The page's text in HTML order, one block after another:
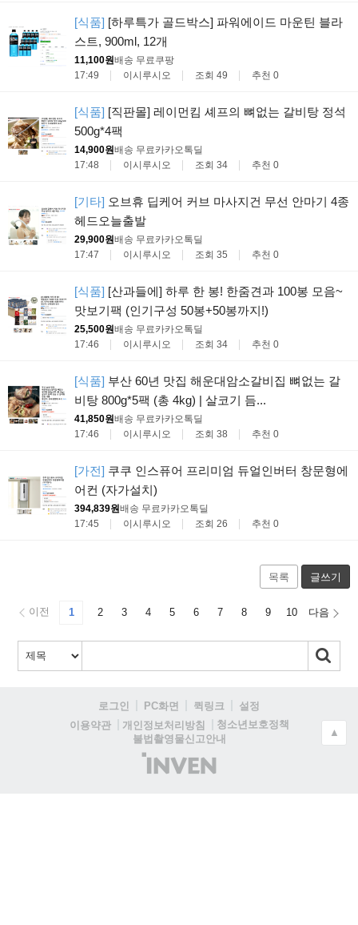
[식품] [하루특가 골드박스] 파워에이드 마운틴 블라
스트, 900ml, 12개
11,100원배송 무료 쿠팡
17:49
이시루시오 조회 49 추천 0
[식품] [직판몰] 레이먼킴 셰프의 뼈없는 갈비탕 정석
500g*4팩
14,900원배송 무료 카카오톡딜
17:48
이시루시오 조회 34 추천 0
[기타] 오브휴 딥케어 커브 마사지건 무선 안마기 4종
헤드오늘출발
29,900원배송 무료 카카오톡딜
17:47
이시루시오 조회 35 추천 0
[식품] [산과들에] 하루 한 봉! 한줌견과 100봉 모음~
맛보기팩 (인기구성 50봉+50봉까지!)
25,500원배송 무료 카카오톡딜
17:46
이시루시오 조회 34 추천 0
[식품] 부산 60년 맛집 해운대암소갈비집 뼈없는 갈
비탕 800g*5팩 (총 4kg) | 살코기 듬...
41,850원배송 무료 카카오톡딜
17:46
이시루시오 조회 38 추천 0
[가전] 쿠쿠 인스퓨어 프리미엄 듀얼인버터 창문형에
어컨 (자가설치)
394,839원배송 무료 카카오톡딜
17:45
이시루시오 조회 26 추천 0
목록 글쓰기
이전 1 2 3 4 5 6 7 8 9 10 다음
로그인 PC화면 퀵링크
설정
이용약관
개인정보처리방침
청소년보호정책
불법촬영물신고안내
(주)
인
▲